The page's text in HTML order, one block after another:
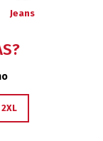
Jeans
2XL